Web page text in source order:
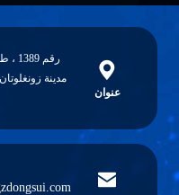
عنوان
مدينة